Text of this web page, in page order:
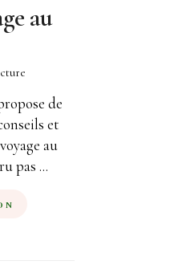
au
de
et
au
pas ...